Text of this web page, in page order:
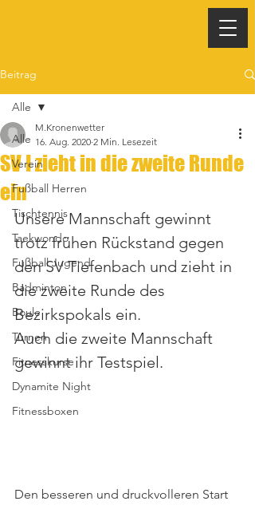
Beitrag
Alle
Verein
Fußball Herren
Tischtennis
Taekwondo
Fußball Jugend
Badminton
Boule
Turnen
Fitnesskurse
Dynamite Night
Fitnessboxen
Alle
SV I zieht in die zweite Runde
ein
M.Kronenwetter
16. Aug. 2020 2 Min. Lesezeit
Unsere Mannschaft gewinnt
trotz frühen Rückstand gegen
den SV Tiefenbach und zieht in
die zweite Runde des
Bezirkspokals ein.
Auch die zweite Mannschaft
gewinnt ihr Testspiel.
Den besseren und druckvolleren Start